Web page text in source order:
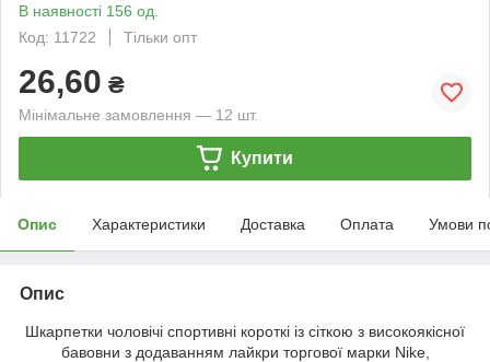
В наявності 156 од.
Код: 11722
Тільки опт
26,60 ₴
Мінімальне замовлення — 12 шт.
Купити
Опис Характеристики Доставка Оплата Умови
Опис
Шкарпетки чоловічі спортивні короткі із сіткою з високоякісної
бавовни з додаванням лайкри торгової марки Nike,